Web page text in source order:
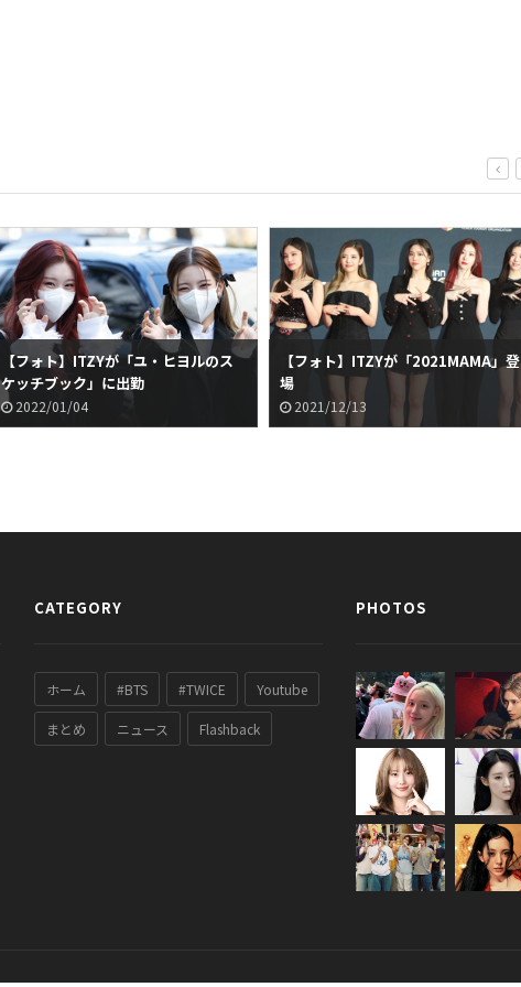
【フォト】ITZYが「ユ・ヒヨルのス
ケッチブック」に出勤
2022/01/04
【フォト】ITZYが「2021MAMA」登
場
2021/12/13
CATEGORY
ホーム #BTS #TWICE Youtube
まとめ ニュース Flashback
PHOTOS